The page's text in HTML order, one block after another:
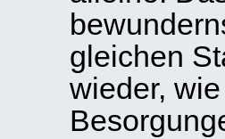
gleichen
wieder,